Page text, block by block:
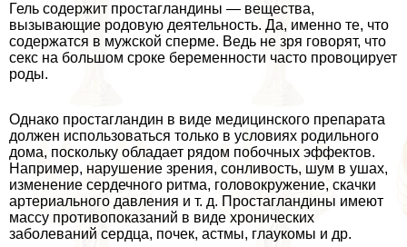
Гель содержит простагландины — вещества,
вызывающие родовую деятельность. Да, именно те, что
содержатся в мужской cпepме. Ведь не зря говорят, что
ceкc на большом сроке беременности часто провоцирует
роды.
Однако простагландин в виде медицинского препарата
должен использоваться только в условиях родильного
дома, поскольку обладает рядом побочных эффектов.
Например, нарушение зрения, сонливость, шум в ушах,
изменение сердечного ритма, головокружение, скачки
артериального давления и т. д. Простагландины имеют
массу противопоказаний в виде хронических
заболеваний сердца, почек, астмы, глаукомы и др.